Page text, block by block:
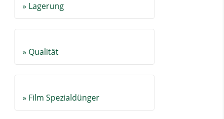
» Lagerung
» Qualität
» Film Spezialdünger